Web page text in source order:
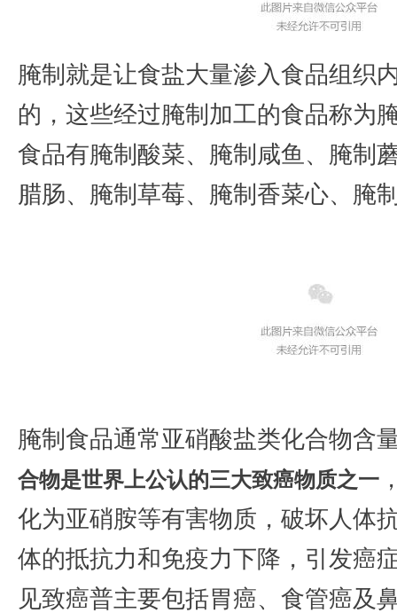
腌制就是让食盐大量渗入食品组织
的，这些经过腌制加工的食品称为
食品有腌制酸菜、腌制咸鱼、腌制
腊肠、腌制草莓、腌制香菜心、腌
腌制食品通常亚硝酸盐类化合物含
合物是世界上公认的三大致癌物质之一
化为亚硝胺等有害物质，破坏人体
体的抵抗力和免疫力下降，引发癌
见致癌普主要包括胃癌、食管癌及